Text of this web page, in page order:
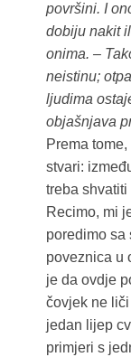
površini. I
dobiju nakit
onima. –
neistinu;
ljudima
objašnjava
Prema
stvari:
treba
Recimo, mi
poredimo sa
poveznica u
je da ovdje
čovjek ne
jedan lijep
primjeri s